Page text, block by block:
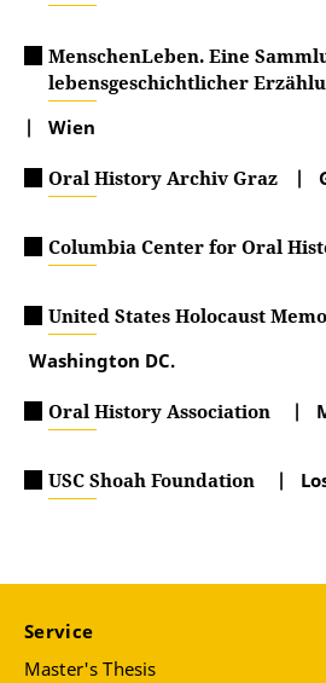
MenschenLeben. Eine
lebensgeschichtlicher
| Wien
Oral History Archiv Graz |
Columbia Center for Oral
United States Holocaust
Washington DC.
Oral History Association |
USC Shoah Foundation |
Service
Master's Thesis